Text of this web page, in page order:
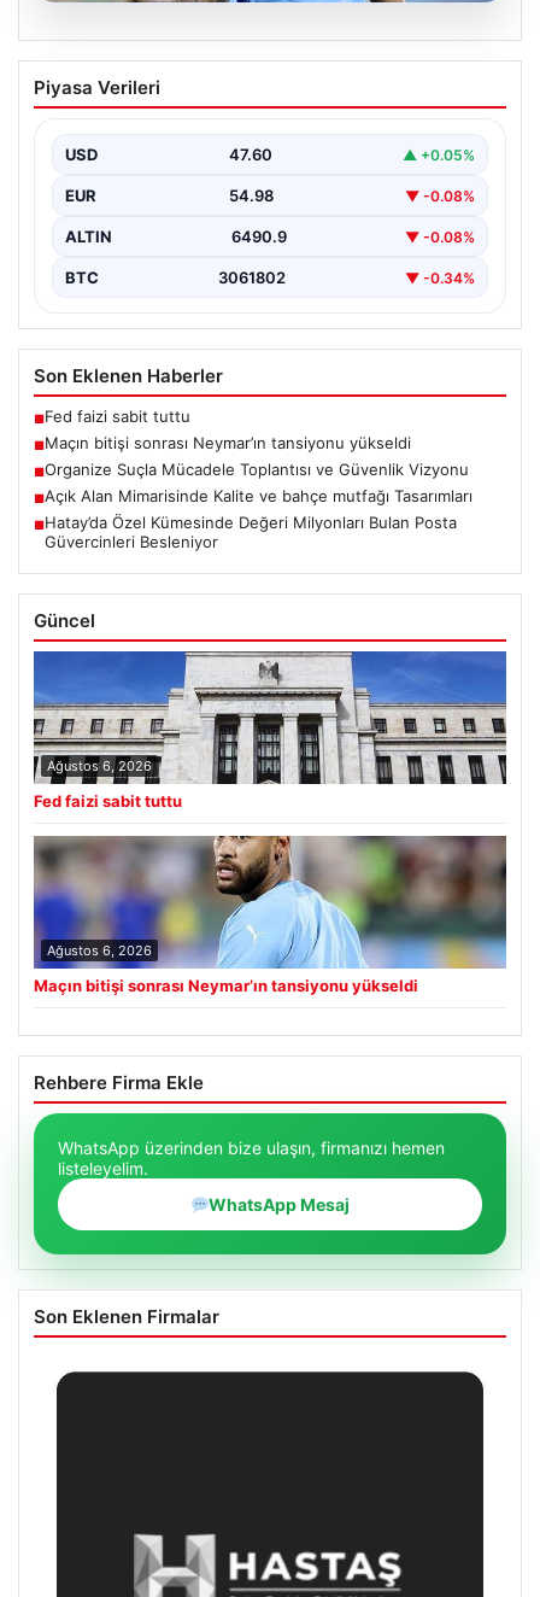
06.08.2026
Maçın bitişi sonrası Neymar’ın
tansiyonu yükseldi
gergin anlar yaşandı. Tribünlerin coşkusu ve sahadaki
yüksek…
Piyasa Verileri
USD 47.60 ▲ +0.05%
EUR 54.98 ▼ -0.08%
ALTIN 6490.9 ▼ -0.08%
BTC 3061802 ▼ -0.34%
Son Eklenen Haberler
■Fed faizi sabit tuttu
■Maçın bitişi sonrası Neymar’ın tansiyonu yükseldi
■Organize Suçla Mücadele Toplantısı ve Güvenlik Vizyonu
■Açık Alan Mimarisinde Kalite ve bahçe mutfağı Tasarımları
■Hatay’da Özel Kümesinde Değeri Milyonları Bulan Posta
Güvercinleri Besleniyor
Güncel
Ağustos 6, 2026
Fed faizi sabit tuttu
Ağustos 6, 2026
Maçın bitişi sonrası Neymar’ın tansiyonu yükseldi
Rehbere Firma Ekle
WhatsApp üzerinden bize ulaşın, firmanızı hemen
listeleyelim.
WhatsApp Mesaj
Son Eklenen Firmalar